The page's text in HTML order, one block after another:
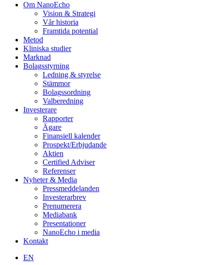
Om NanoEcho
Vision & Strategi
Vår historia
Framtida potential
Metod
Kliniska studier
Marknad
Bolagsstyrning
Ledning & styrelse
Stämmor
Bolagssordning
Valberedning
Investerare
Rapporter
Ägare
Finansiell kalender
Prospekt/Erbjudande
Aktien
Certified Adviser
Referenser
Nyheter & Media
Pressmeddelanden
Investerarbrev
Prenumerera
Mediabank
Presentationer
NanoEcho i media
Kontakt
EN